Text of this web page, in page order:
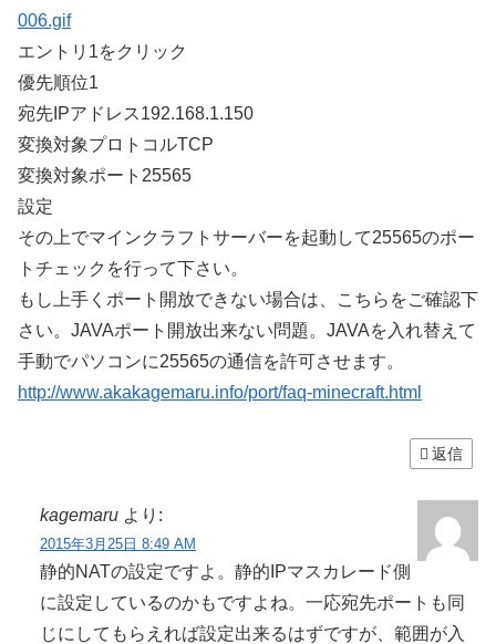
006.gif
エントリ1をクリック
優先順位1
宛先IPアドレス192.168.1.150
変換対象プロトコルTCP
変換対象ポート25565
設定
その上でマインクラフトサーバーを起動して25565のポー
トチェックを行って下さい。
もし上手くポート開放できない場合は、こちらをご確認下
さい。JAVAポート開放出来ない問題。JAVAを入れ替えて
手動でパソコンに25565の通信を許可させます。
http://www.akakagemaru.info/port/faq-minecraft.html
返信
kagemaru より:
2015年3月25日 8:49 AM
静的NATの設定ですよ。静的IPマスカレード側
に設定しているのかもですよね。一応宛先ポートも同
じにしてもらえれば設定出来るはずですが、範囲が入